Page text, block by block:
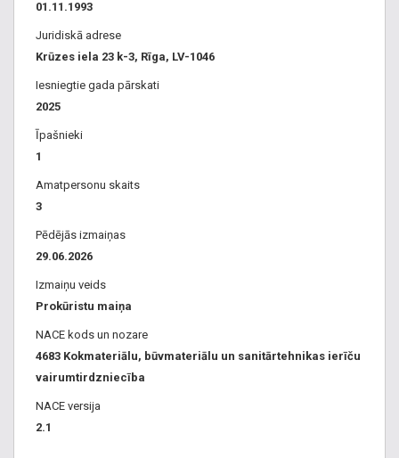
01.11.1993
Juridiskā adrese
Krūzes iela 23 k-3, Rīga, LV-1046
Iesniegtie gada pārskati
2025
Īpašnieki
1
Amatpersonu skaits
3
Pēdējās izmaiņas
29.06.2026
Izmaiņu veids
Prokūristu maiņa
NACE kods un nozare
4683 Kokmateriālu, būvmateriālu un sanitārtehnikas ierīču
vairumtirdzniecība
NACE versija
2.1